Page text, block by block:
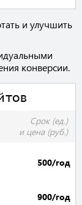
и улучшить
конверсии.
Срок (ед.)
и цена (руб.)
500/год
900/год